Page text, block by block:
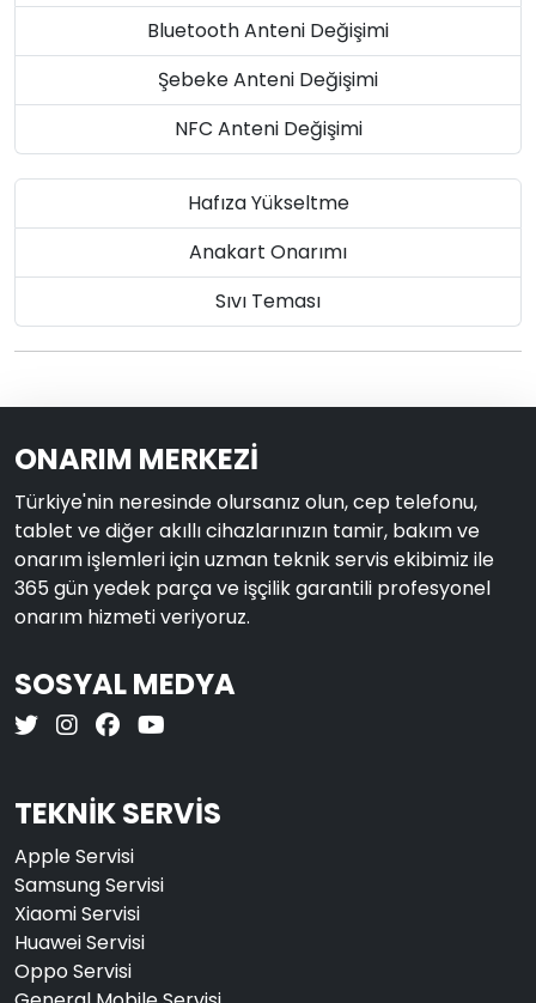
Bluetooth Anteni Değişimi
Şebeke Anteni Değişimi
NFC Anteni Değişimi
Hafıza Yükseltme
Anakart Onarımı
Sıvı Teması
ONARIM MERKEZİ
Türkiye'nin neresinde olursanız olun, cep telefonu,
tablet ve diğer akıllı cihazlarınızın tamir, bakım ve
onarım işlemleri için uzman teknik servis ekibimiz ile
365 gün yedek parça ve işçilik garantili profesyonel
onarım hizmeti veriyoruz.
SOSYAL MEDYA
TEKNİK SERVİS
Apple Servisi
Samsung Servisi
Xiaomi Servisi
Huawei Servisi
Oppo Servisi